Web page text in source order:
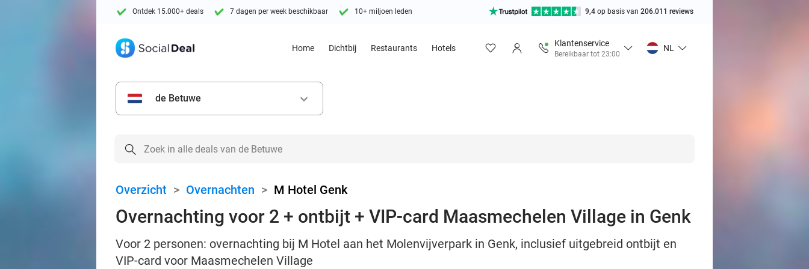
Ontdek 15.000+ deals 7 dagen per week beschikbaar 10+ miljoen leden 9,4 op basis van 206.011 reviews
Home Dichtbij Restaurants Hotels
Klantenservice
Bereikbaar tot 23:00
NL
de Betuwe keyboard_arrow_down
Overzicht > Overnachten > M Hotel Genk
Overnachting voor 2 + ontbijt + VIP-card Maasmechelen Village in Genk
Voor 2 personen: overnachting bij M Hotel aan het Molenvijverpark in Genk, inclusief uitgebreid ontbijt en
VIP-card voor Maasmechelen Village